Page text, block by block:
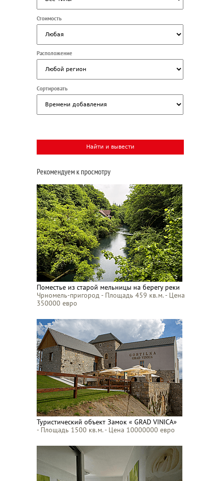
Стоимость
Расположение
Сортировать
Рекомендуем к просмотру
Поместье из старой мельницы на берегу реки
Чрномель-пригород - Площадь 459 кв.м. - Цена
350000 евро
Туристический объект Замок « GRAD VINICA»
- Площадь 1500 кв.м. - Цена 10000000 евро